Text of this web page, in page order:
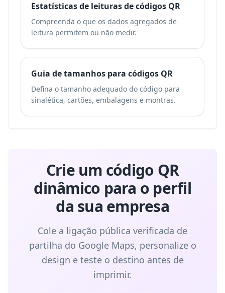
Estatísticas de leituras de códigos QR
Compreenda o que os dados agregados de
leitura permitem ou não medir.
Guia de tamanhos para códigos QR
Defina o tamanho adequado do código para
sinalética, cartões, embalagens e montras.
Crie um código QR
dinâmico para o perfil
da sua empresa
Cole a ligação pública verificada de
partilha do Google Maps, personalize o
design e teste o destino antes de
imprimir.